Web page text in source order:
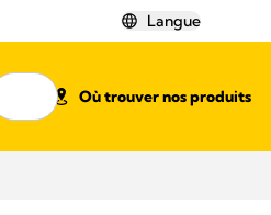
Langue
Où trouver nos produits